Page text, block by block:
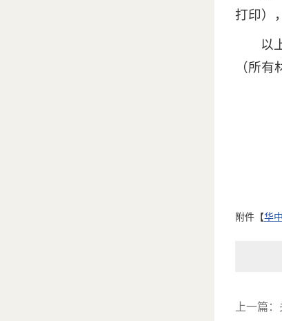
打印）
以
（所
附件【华
上一篇：